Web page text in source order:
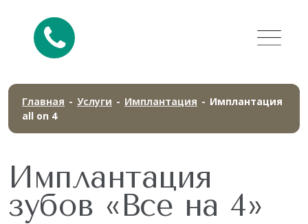
Главная - Услуги - Имплантация - Имплантация
all on 4
Имплантация
зубов «Все на 4»